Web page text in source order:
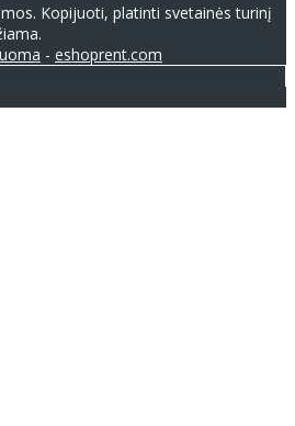
Kopijuoti, platinti svetainės turinį
- eshoprent.com